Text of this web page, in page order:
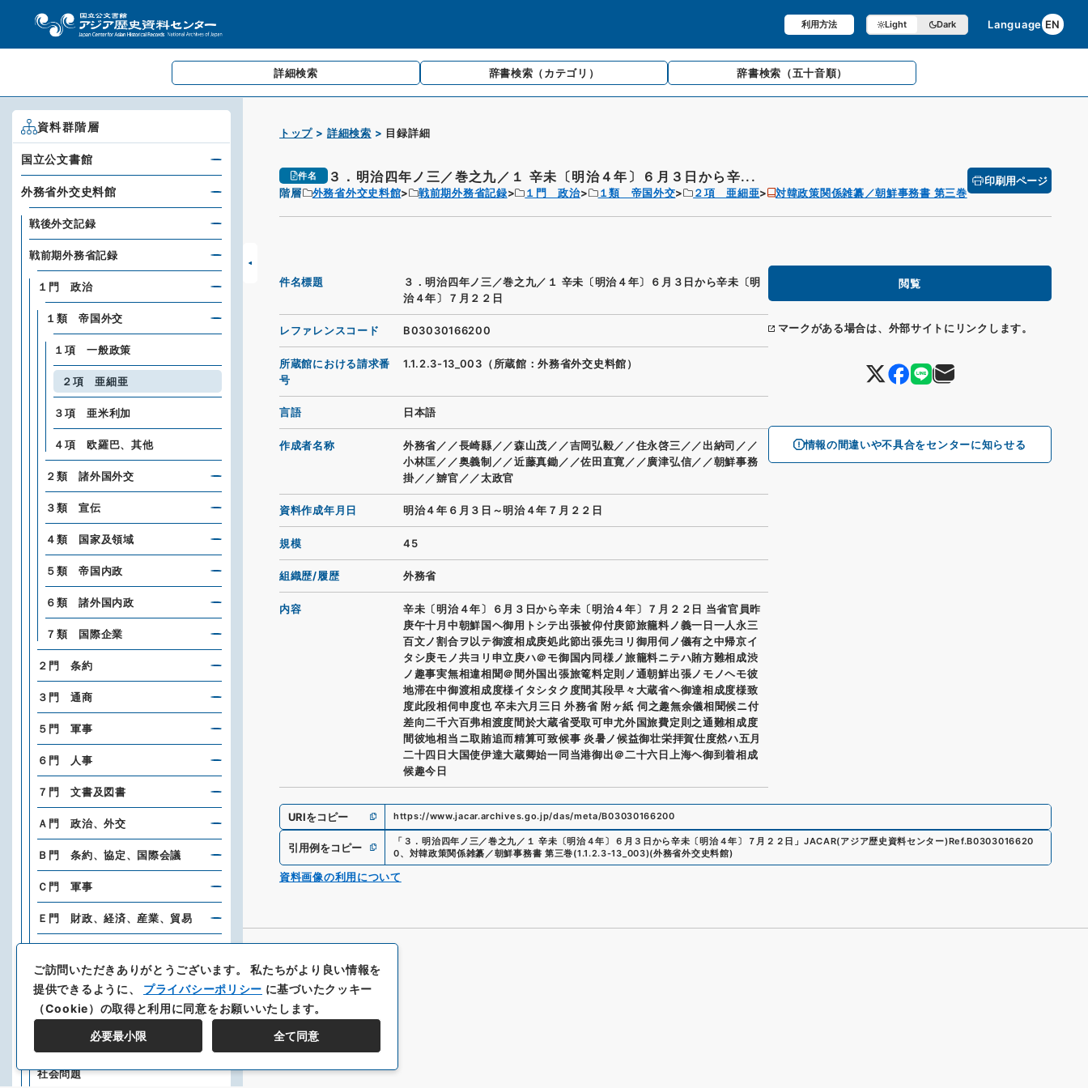
利用方法 Light Dark Language EN
詳細検索 辞書検索 （カテゴリ） 辞書検索 （五十音順）
トップ 詳細検索 目録詳細
件名 ３．明治四年ノ三／巻之九／１ 辛未〔明治４年〕６月３日から辛...
階層 外務省外交史料館 戦前期外務省記録 １門 政治 １類 帝国外交 ２項 亜細亜 対韓政策関係雑纂／朝鮮事務書 第三巻
印刷用ページ
閲覧
マークがある場合は、外部サイトにリンクします。
情報の間違いや不具合をセンターに知らせる
件名標題
３．明治四年ノ三／巻之九／１ 辛未〔明治４年〕６月３日から辛未〔明
治４年〕７月２２日
レファレンスコード B03030166200
所蔵館における請求番
号
1.1.2.3-13_003（所蔵館：外務省外交史料館）
言語 日本語
作成者名称
外務省／／長崎縣／／森山茂／／吉岡弘毅／／住永啓三／／出納司／／
小林匡／／奥義制／／近藤真鋤／／佐田直寛／／廣津弘信／／朝鮮事務
掛／／辧官／／太政官
資料作成年月日 明治４年６月３日～明治４年７月２２日
規模 45
組織歴/履歴 外務省
内容
辛未〔明治４年〕６月３日から辛未〔明治４年〕７月２２日 当省官員昨
庚午十月中朝鮮国ヘ御用トシテ出張被仰付庚節旅籠料ノ義一日一人永三
百文ノ割合ヲ以テ御渡相成庚処此節出張先ヨリ御用伺ノ儀有之中帰京イ
タシ庚モノ共ヨリ申立庚ハ＠モ御国内同様ノ旅籠料ニテハ賄方難相成渋
ノ趣事実無相違相聞＠間外国出張旅篭料定則ノ通朝鮮出張ノモノヘモ彼
地滞在中御渡相成度様イタシタク度間其段早々大蔵省ヘ御達相成度様致
度此段相伺申度也 卒未六月三日 外務省 附ヶ紙 伺之趣無余儀相聞候ニ付
差向二千六百弗相渡度間於大蔵省受取可申尤外国旅費定則之通難相成度
間彼地相当ニ取賄追而精算可致候事 炎暑ノ候益御壮栄拝賀仕度然ハ五月
二十四日大国使伊達大蔵卿始一同当港御出＠二十六日上海ヘ御到着相成
候趣今日
URIをコピー https://www.jacar.archives.go.jp/das/meta/B03030166200
引用例をコピー 「 ３．明治四年ノ三／巻之九／１ 辛未〔明治４年〕６月３日から辛未〔明治４年〕７月２２日 」 JACAR(アジア歴史資料センター)Ref.B0303016620
0、 対韓政策関係雑纂／朝鮮事務書 第三巻(1.1.2.3-13_003)(外務省外交史料館)
資料画像の利用について
資料群階層
国立公文書館
外務省外交史料館
戦後外交記録
戦前期外務省記録
１門 政治
１類 帝国外交
１項 一般政策
２項 亜細亜
３項 亜米利加
４項 欧羅巴、其他
２類 諸外国外交
３類 宣伝
４類 国家及領域
５類 帝国内政
６類 諸外国内政
７類 国際企業
２門 条約
３門 通商
５門 軍事
６門 人事
７門 文書及図書
Ａ門 政治、外交
Ｂ門 条約、協定、国際会議
Ｃ門 軍事
Ｅ門 財政、経済、産業、貿易
Ｇ門 都市、港湾、土木、建築、
土地、建物
Ｈ門 東方文化事業
社会問題
ご訪問いただきありがとうございます。私たちがより良い情報を
提供できるように、 プライバシーポリシー に基づいたクッキー
（Cookie）の取得と利用に同意をお願いいたします。
必要最小限 全て同意